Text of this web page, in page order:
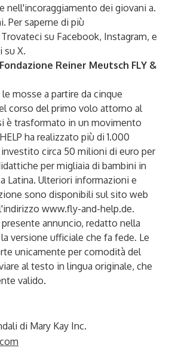
nell'incoraggiamento dei giovani a.
Per saperne di più
Trovateci su Facebook, Instagram, e
su X.
Reiner Meutsch FLY &
mosse a partire da cinque
corso del primo volo attorno al
è trasformato in un movimento
ha realizzato più di 1.000
circa 50 milioni di euro per
per migliaia di bambini in
Latina. Ulteriori informazioni e
sono disponibili sul sito web
www.fly-and-help.de.
annuncio, redatto nella
versione ufficiale che fa fede. Le
unicamente per comodità del
al testo in lingua originale, che
valido.
di Mary Kay Inc.